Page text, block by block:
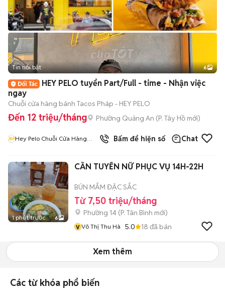
+2
Tin nổi bật 6
HEY PELO tuyển Part/Full - time - Nhận việc
ngay
Chuỗi cửa hàng bánh Tacos Pháp - HEY PELO
Đến 12 triệu/tháng Phường Quảng An (P. Tây Hồ mới)
Hey Pelo Chuỗi Cửa Hàng
Bấm để hiện số Chat
1 phút trước 6
CẦN TUYỂN NỮ PHỤC VỤ 14H-22H
BÚN MẮM ĐẶC SẮC
Từ 7,50 triệu/tháng
Phường 14 (P. Tân Bình mới)
v Võ Thị Thu Hà 5.0 18 đã bán
Xem thêm
Các từ khóa phổ biến